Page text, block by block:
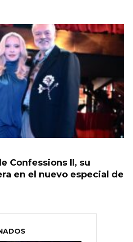
Confessions II, su
en el nuevo especial de